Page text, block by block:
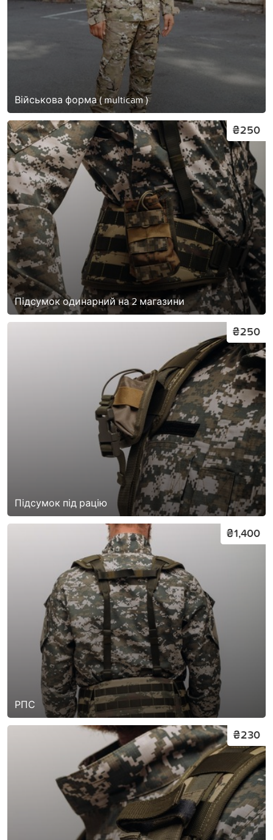
Військова форма ( multicam )
Підсумок одинарний на 2 магазини
₴250
Підсумок під рацію
₴250
РПС
₴1,400
₴230